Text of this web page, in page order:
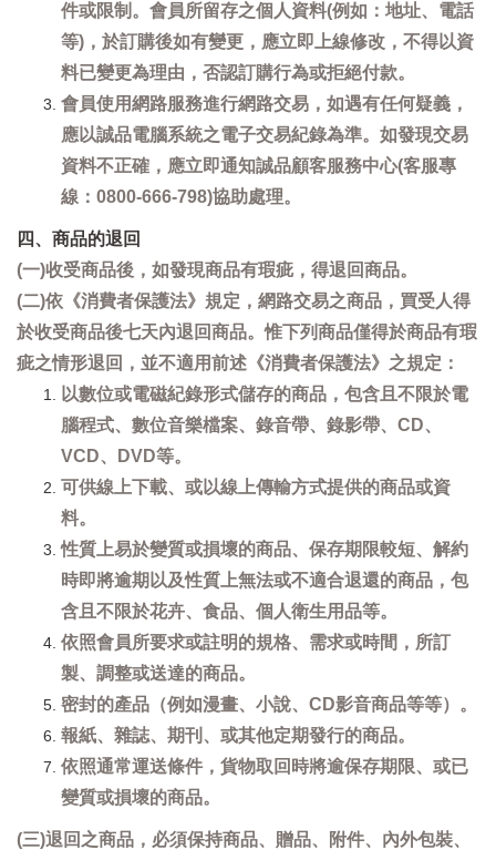
件或限制。會員所留存之個人資料(例如：地址、電話
等)，於訂購後如有變更，應立即上線修改，不得以資
料已變更為理由，否認訂購行為或拒絕付款。
會員使用網路服務進行網路交易，如遇有任何疑義，
應以誠品電腦系統之電子交易紀錄為準。如發現交易
資料不正確，應立即通知誠品顧客服務中心(客服專
線：0800-666-798)協助處理。
四、商品的退回
(一)收受商品後，如發現商品有瑕疵，得退回商品。
(二)依《消費者保護法》規定，網路交易之商品，買受人得
於收受商品後七天內退回商品。惟下列商品僅得於商品有瑕
疵之情形退回，並不適用前述《消費者保護法》之規定：
以數位或電磁紀錄形式儲存的商品，包含且不限於電
腦程式、數位音樂檔案、錄音帶、錄影帶、CD、
VCD、DVD等。
可供線上下載、或以線上傳輸方式提供的商品或資
料。
性質上易於變質或損壞的商品、保存期限較短、解約
時即將逾期以及性質上無法或不適合退還的商品，包
含且不限於花卉、食品、個人衛生用品等。
依照會員所要求或註明的規格、需求或時間，所訂
製、調整或送達的商品。
密封的產品（例如漫畫、小說、CD影音商品等等）。
報紙、雜誌、期刊、或其他定期發行的商品。
依照通常運送條件，貨物取回時將逾保存期限、或已
變質或損壞的商品。
(三)退回之商品，必須保持商品、贈品、附件、內外包裝、